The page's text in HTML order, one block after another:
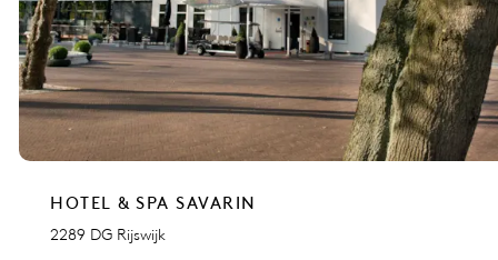
HOTEL & SPA SAVARIN
2289 DG Rijswijk